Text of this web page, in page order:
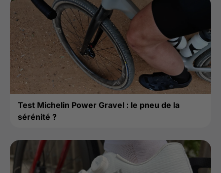
Test Michelin Power Gravel : le pneu de la
sérénité ?